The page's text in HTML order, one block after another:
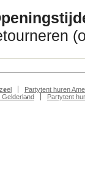
Partytent huren
Gelderland Partytent